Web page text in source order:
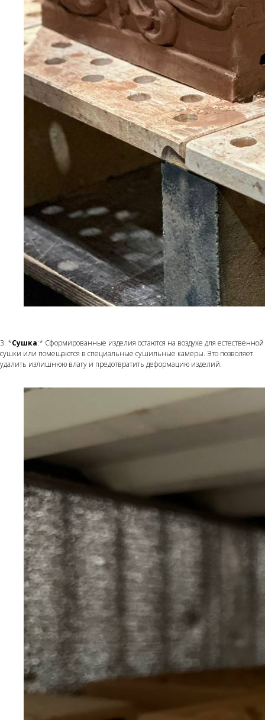
3. *Сушка:* Сформированные изделия остаются на воздухе для естественной
сушки или помещаются в специальные сушильные камеры. Это позволяет
удалить излишнюю влагу и предотвратить деформацию изделий.